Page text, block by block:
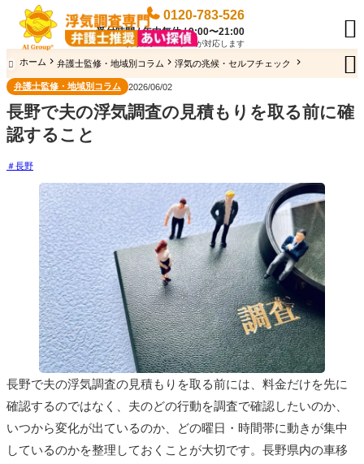
0120-783-526
受付時間 / 年中無休 / 9:00〜21:00
専門のオペレーターが対応します


 ホーム 弁護士監修・地域別コラム 浮気の兆候・セルフチェック
弁護士監修・地域別コラム 2026/06/02
長野で夫の浮気調査の見積もりを取る前に確
認すること
長野
長野で夫の浮気調査の見積もりを取る前には、料金だけを先に
確認するのではなく、夫のどの行動を調査で確認したいのか、
いつから変化が出ているのか、どの曜日・時間帯に動きが集中
しているのかを整理しておくことが大切です。長野県内の車移